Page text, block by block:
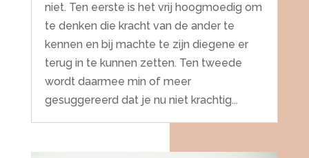
niet. Ten eerste is het vrij hoogmoedig om
te denken die kracht van de ander te
kennen en bij machte te zijn diegene er
terug in te kunnen zetten. Ten tweede
wordt daarmee min of meer
gesuggereerd dat je nu niet krachtig...